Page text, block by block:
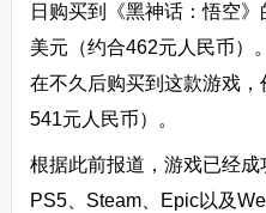
日购买到《黑神话：悟空
美元（约合462元人民币）
在不久后购买到这款游戏
541元人民币）。
根据此前报道，游戏已经
PS5、Steam、Epic以及